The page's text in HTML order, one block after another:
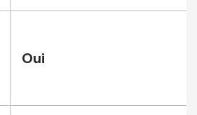
Oui